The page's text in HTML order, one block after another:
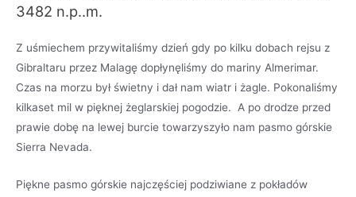
3482 n.p..m.
Z uśmiechem przywitaliśmy dzień gdy po kilku dobach rejsu z
Gibraltaru przez Malagę dopłynęliśmy do mariny Almerimar.
Czas na morzu był świetny i dał nam wiatr i żagle. Pokonaliśmy
kilkaset mil w pięknej żeglarskiej pogodzie. A po drodze przed
prawie dobę na lewej burcie towarzyszyło nam pasmo górskie
Sierra Nevada.
Piękne pasmo górskie najczęściej podziwiane z pokładów